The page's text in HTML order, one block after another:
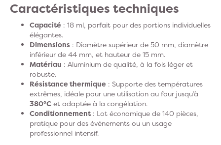
Caractéristiques techniques
Capacité : 18 ml, parfait pour des portions individuelles
élégantes.
Dimensions : Diamètre supérieur de 50 mm, diamètre
inférieur de 44 mm, et hauteur de 15 mm.
Matériau : Aluminium de qualité, à la fois léger et
robuste.
Résistance thermique : Supporte des températures
extrêmes, idéale pour une utilisation au four jusqu’à
380°C et adaptée à la congélation.
Conditionnement: Lot économique de 140 pièces,
pratique pour des événements ou un usage
professionnel intensif.